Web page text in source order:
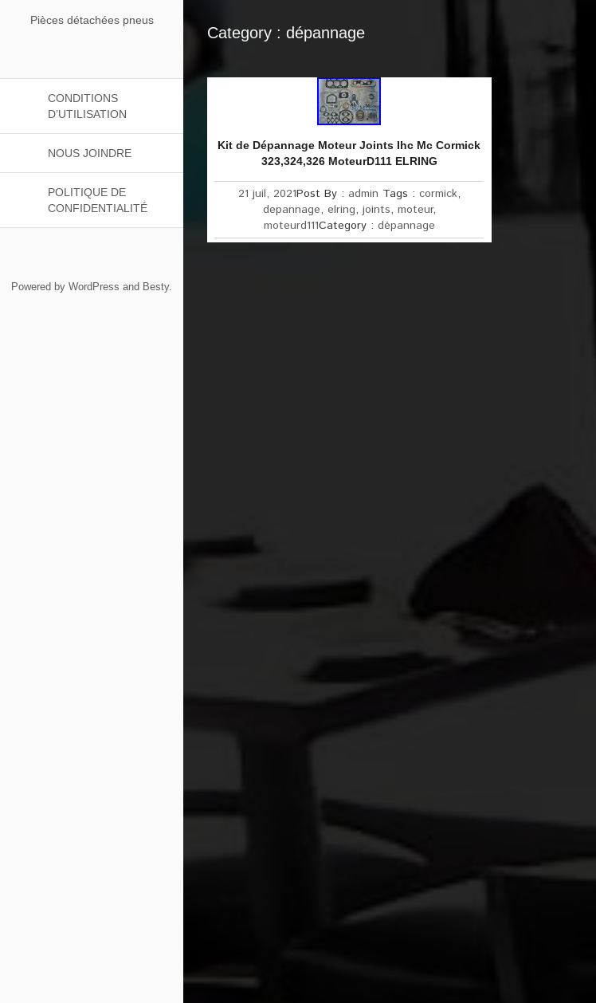
Pièces détachées pneus
CONDITIONS
D’UTILISATION
NOUS JOINDRE
POLITIQUE DE
CONFIDENTIALITÉ
Powered by WordPress and Besty.
Category : dépannage
Kit de Dépannage Moteur Joints Ihc Mc Cormick
323,324,326 MoteurD111 ELRING
21 juil, 2021Post By : admin Tags : cormick,
depannage, elring, joints, moteur,
moteurd111Category : dépannage